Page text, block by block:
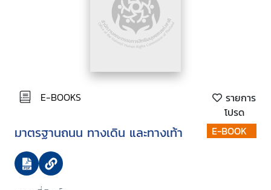
E-BOOKS
รายการ
โปรด
มาตรฐานถนน ทางเดิน และทางเท้า E-BOOK